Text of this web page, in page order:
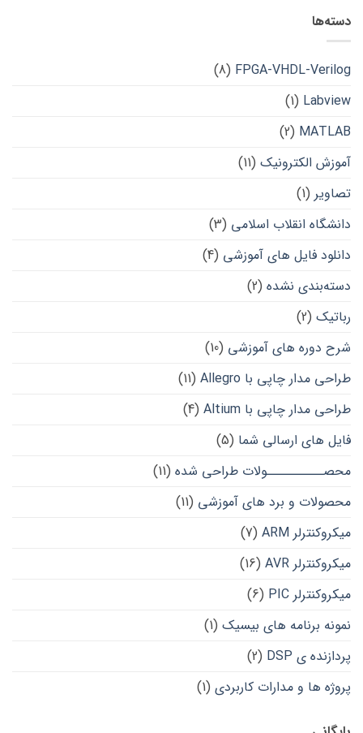
دسته‌ها
FPGA-VHDL-Verilog
(8)
Labview
(1)
MATLAB
(2)
آموزش الکترونیک (11)
تصاویر (1)
دانشگاه انقلاب اسلامی (3)
دانلود فایل های آموزشی (4)
دسته‌بندی نشده (2)
رباتیک (2)
شرح دوره های آموزشی (10)
طراحی مدار چاپی با Allegro
(11)
طراحی مدار چاپی با Altium
(4)
فایل های ارسالی شما (5)
محصــــــــــولات طراحی شده (11)
محصولات و برد های آموزشی (11)
میکروکنترلر ARM
(7)
میکروکنترلر AVR
(16)
میکروکنترلر PIC
(6)
نمونه برنامه های بیسیک (1)
پردازنده ی DSP
(2)
پروژه ها و مدارات کاربردی (1)